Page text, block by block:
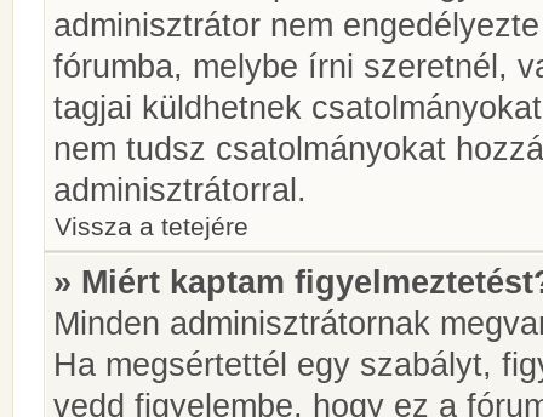
adminisztrátor nem
fórumba, melybe írni szeretnél,
tagjai küldhetnek
nem tudsz csatolmányokat
adminisztrátorral.
Vissza a tetejére
» Miért kaptam
Minden adminisztrátornak
Ha megsértettél egy szabályt,
vedd figyelembe, hogy ez a